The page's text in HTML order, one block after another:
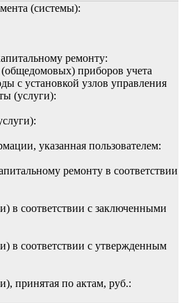
(системы):
ремонту:
приборов учета
с установкой узлов управления
(услуги):
указанная пользователем:
ремонту в соответствии
в соответствии с заключенными
в соответствии с утвержденным
принятая по актам, руб.: